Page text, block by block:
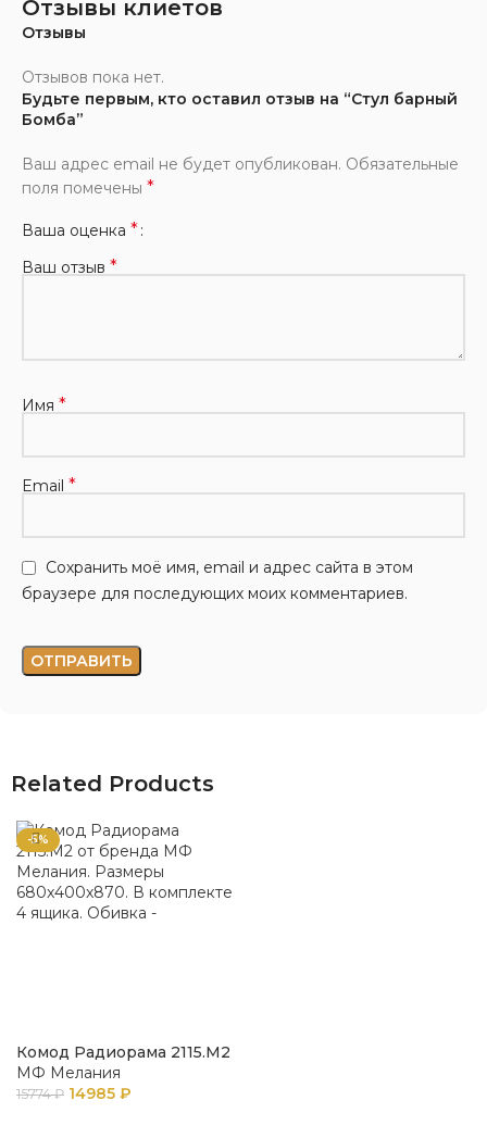
Отзывы клиетов
Отзывы
Отзывов пока нет.
Будьте первым, кто оставил отзыв на “Стул барный
Бомба”
Ваш адрес email не будет опубликован. Обязательные
поля помечены *
Ваша оценка *
Ваш отзыв *
Имя *
Email *
Сохранить моё имя, email и адрес сайта в этом
браузере для последующих моих комментариев.
Related Products
-5%
Комод Радиорама 2115.М2
МФ Мелания
15774₽ 14985 ₽